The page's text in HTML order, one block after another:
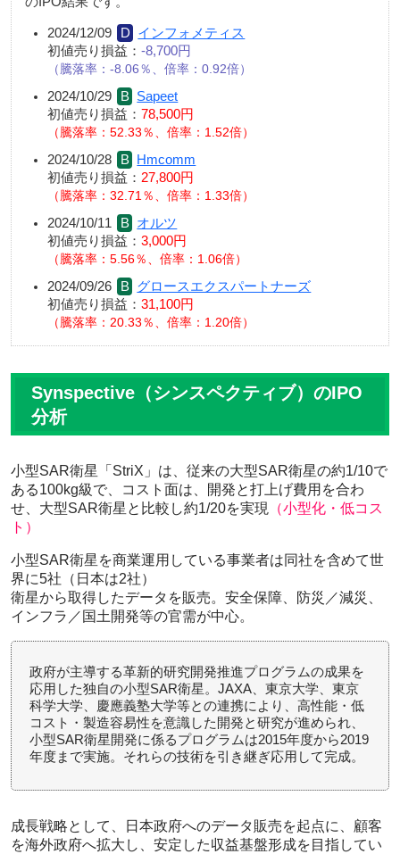
2024/12/09
インフォメティス
初値売り損益： -8,700円
騰落率：-8.06％、倍率：0.92倍
2024/10/29
Sapeet
初値売り損益： 78,500円
騰落率：52.33％、倍率：1.52倍
2024/10/28
Hmcomm
初値売り損益： 27,800円
騰落率：32.71％、倍率：1.33倍
2024/10/11
オルツ
初値売り損益： 3,000円
騰落率：5.56％、倍率：1.06倍
2024/09/26
グロースエクスパートナーズ
初値売り損益： 31,100円
騰落率：20.33％、倍率：1.20倍
Synspective（シンスペクティブ）のIPO
分析
小型SAR衛星「StriX」は、従来の大型SAR衛星の約1/10で
ある100kg級で、コスト面は、開発と打上げ費用を合わ
せ、大型SAR衛星と比較し約1/20を実現
（小型化・低コス
ト）
小型SAR衛星を商業運用している事業者は同社を含めて世
界に5社（日本は2社）
衛星から取得したデータを販売。安全保障、防災／減災、
インフラ／国土開発等の官需が中心。
政府が主導する革新的研究開発推進プログラムの成果を
応用した独自の小型SAR衛星。JAXA、東京大学、東京
科学大学、慶應義塾大学等との連携により、高性能・低
コスト・製造容易性を意識した開発と研究が進められ、
小型SAR衛星開発に係るプログラムは2015年度から2019
年度まで実施。それらの技術を引き継ぎ応用して完成。
成長戦略として、日本政府へのデータ販売を起点に、顧客
を海外政府へ拡大し、安定した収益基盤形成を目指してい